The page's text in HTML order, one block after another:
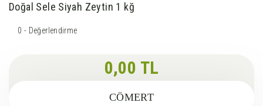
Doğal Sele Siyah Zeytin 1 kğ
0 - Değerlendirme
0,00 TL
CÖMERT